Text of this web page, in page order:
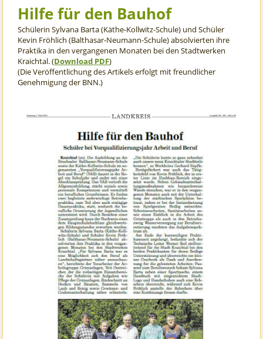
Hilfe für den Bauhof
Schülerin Sylvana Barta (Käthe-Kollwitz-Schule) und Schüler
Kevin Fröhlich (Balthasar-Neumann-Schule) absolvierten ihre
Praktika in den vergangenen Monaten bei den Stadtwerken
Kraichtal. (Download PDF)
(Die Veröffentlichung des Artikels erfolgt mit freundlicher
Genehmigung der BNN.)